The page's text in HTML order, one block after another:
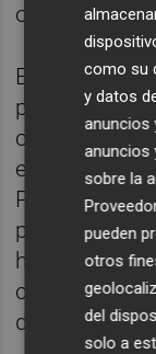
opinión", ha
En cualquier
presidente
emergencia".
Presidencia
para añadir
hubiera
diferente.
como su
y datos
anuncios
anuncios
sobre la
pueden
otros
del
solo a